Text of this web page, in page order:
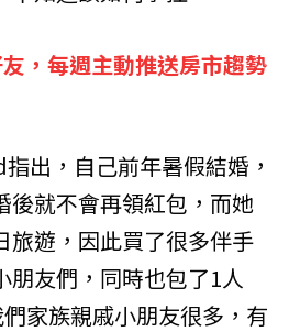
，每週主動推送房市趨勢
出，自己前年暑假結婚，
後就不會再領紅包，而她
旅遊，因此買了很多伴手
朋友們，同時也包了1人
家族親戚小朋友很多，有